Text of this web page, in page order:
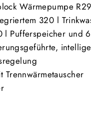
Wärmepumpe
320 l
l Pufferspeicher und
Trennwärmetauscher